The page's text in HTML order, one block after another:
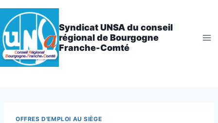
Aller
au
contenu
Syndicat UNSA du conseil
régional de Bourgogne
Franche-Comté
OFFRES D'EMPLOI AU SIÈGE